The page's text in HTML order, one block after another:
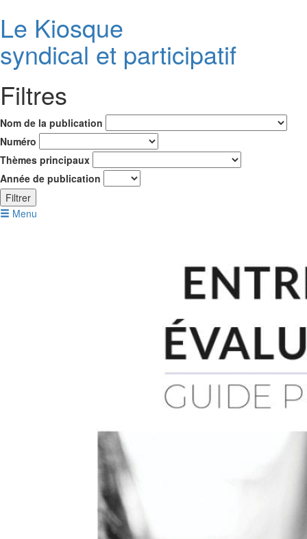
Le Kiosque
syndical et participatif
Filtres
Nom de la publication
Numéro
Thèmes principaux
Année de publication
Filtrer
Menu